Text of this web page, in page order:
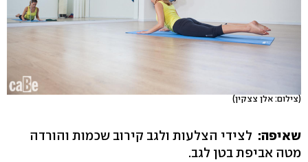
(צילום: אלן צצקין)
שאיפה: לצידי הצלעות ולגב קירוב שכמות והורדה
מטה אביפת בטן לגב.